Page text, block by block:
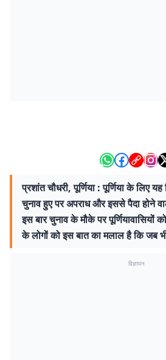
प्रशांत चौधरी, पूर्णिया : पूर्णिया के लिए
चुनाव हुए पर अपराध और इससे पैदा होने
इस बार चुनाव के मौके पर पूर्णियावासियों
के लोगों को इस बात का मलाल है कि जब
विज्ञापन